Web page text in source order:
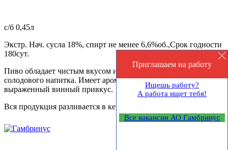
с/б 0,45л
Экстр. Нач. сусла 18%, спирт не менее 6,6%об.,Срок годности
180сут.
Пиво обладает чистым вкусом и ароматом сброженного
солодового напитка. Имеет аромат солода, хмеля и
выраженный винный привкус.
Вся продукция разливается в кеги
Приглашаем на работу
Ищешь работу?
А работа ищет тебя!
Все вакансии АО Гамбринус